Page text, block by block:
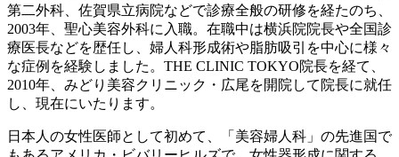
第二外科、佐賀県立病院などで診療全般の研修を経たのち、
2003年、聖心美容外科に入職。在職中は横浜院院長や全国診
療医長などを歴任し、婦人科形成術や脂肪吸引を中心に様々
な症例を経験しました。THE CLINIC TOKYO院長を経て、
2010年、みどり美容クリニック・広尾を開院して院長に就任
し、現在にいたります。
日本人の女性医師として初めて、「美容婦人科」の先進国で